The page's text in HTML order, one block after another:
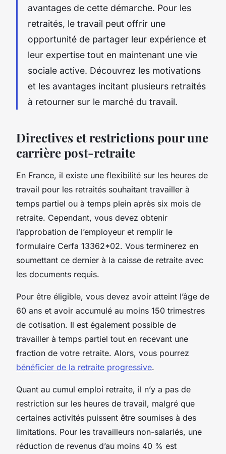
avantages de cette démarche. Pour les
retraités, le travail peut offrir une
opportunité de partager leur expérience et
leur expertise tout en maintenant une vie
sociale active. Découvrez les motivations
et les avantages incitant plusieurs retraités
à retourner sur le marché du travail.
Directives et restrictions pour une
carrière post-retraite
En France, il existe une flexibilité sur les heures de
travail pour les retraités souhaitant travailler à
temps partiel ou à temps plein après six mois de
retraite. Cependant, vous devez obtenir
l’approbation de l’employeur et remplir le
formulaire Cerfa 13362*02. Vous terminerez en
soumettant ce dernier à la caisse de retraite avec
les documents requis.
Pour être éligible, vous devez avoir atteint l’âge de
60 ans et avoir accumulé au moins 150 trimestres
de cotisation. Il est également possible de
travailler à temps partiel tout en recevant une
fraction de votre retraite. Alors, vous pourrez
bénéficier de la retraite progressive.
Quant au cumul emploi retraite, il n’y a pas de
restriction sur les heures de travail, malgré que
certaines activités puissent être soumises à des
limitations. Pour les travailleurs non-salariés, une
réduction de revenus d’au moins 40 % est